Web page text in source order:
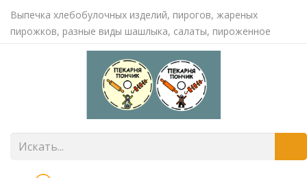
Выпечка хлебобулочных изделий, пирогов, жареных
пирожков, разные виды шашлыка, салаты, пироженное